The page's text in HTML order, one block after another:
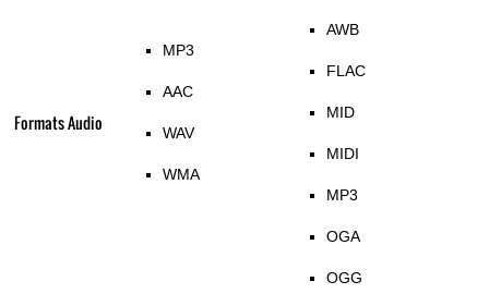
Formats Audio
MP3
AAC
WAV
WMA
AWB
FLAC
MID
MIDI
MP3
OGA
OGG